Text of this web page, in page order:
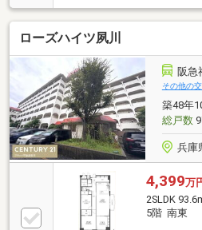
「コープ仁川」まで徒歩3
ローズハイツ夙川
阪急
その他の
築48年
総戸数
兵庫
4,399万
2SLDK
5階 南東